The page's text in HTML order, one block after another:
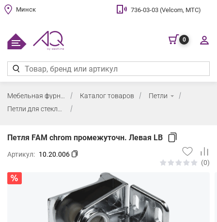
Минск 736-03-03 (Velcom, МТС)
0
Каталог товаров
Петли
Петли для стекла
Петля FAM chrom промежуточн. Левая LB
Артикул: 10.20.006
(0)